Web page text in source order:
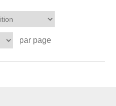
par page